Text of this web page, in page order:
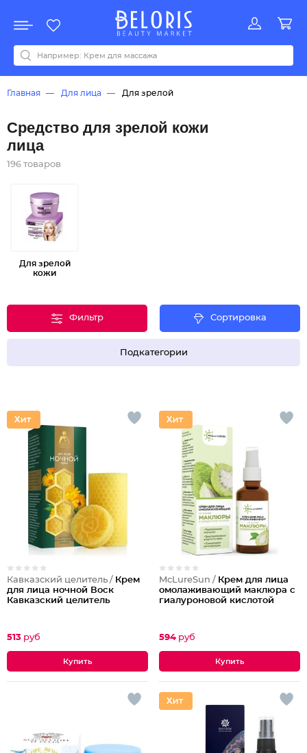
Акции
Все бренды
0-9ABCDEFGHIJKLMNOPQRSTUVWYZАБВДЗИМОКЛНПРСТУФ
Главная Для лица Для зрелой
Средство для зрелой кожи
лица
196 товаров
Для зрелой
кожи
Фильтр Сортировка
Подкатегории
Кавказский целитель / Крем
для лица ночной Воск
Кавказский целитель
513 руб
McLureSun / Крем для лица
омолаживающий маклюра с
гиалуроновой кислотой
594 руб